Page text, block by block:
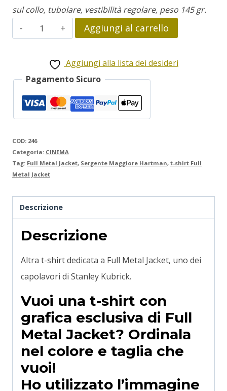
sul collo, tubolare, vestibilità regolare, peso 145 gr.
Full
Metal
Jacket
Aggiungi al carrello
Aggiungi alla lista dei desideri
Pagamento Sicuro
COD: 246
Categoria: CINEMA
Tag: Full Metal Jacket, Sergente Maggiore Hartman, t-shirt Full
Metal Jacket
Descrizione
Descrizione
Altra t-shirt dedicata a Full Metal Jacket, uno dei
capolavori di Stanley Kubrick.
Vuoi una t-shirt con
grafica esclusiva di Full
Metal Jacket? Ordinala
nel colore e taglia che
vuoi!
Ho utilizzato l’immagine